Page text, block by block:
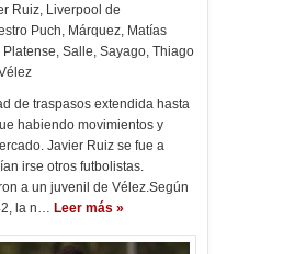
Ruiz, Liverpool de
Puch, Márquez, Matías
Platense, Salle, Sayago, Thiago
de traspasos extendida hasta
habiendo movimientos y
Javier Ruiz se fue a
irse otros futbolistas.
a un juvenil de Vélez.Según
la n… Leer más »